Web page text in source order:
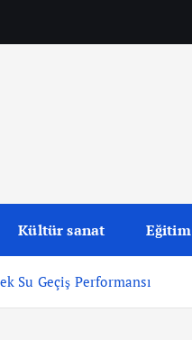
Kültür sanat Eğitim
Su Geçiş Performansı